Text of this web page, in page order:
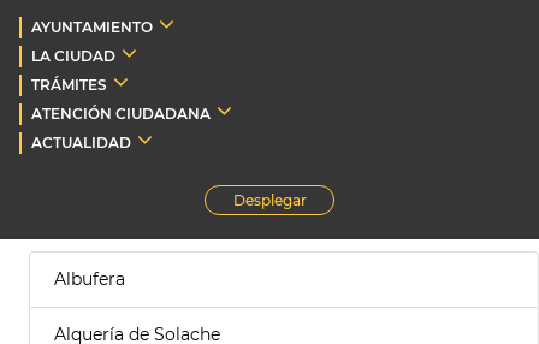
AYUNTAMIENTO
LA CIUDAD
TRÁMITES
ATENCIÓN CIUDADANA
ACTUALIDAD
Desplegar
Albufera
Alquería de Solache